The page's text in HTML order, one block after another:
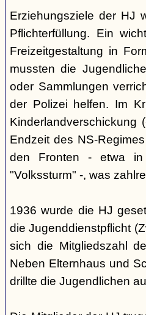
Erziehungsziele der HJ
Pflichterfüllung. Ein
Freizeitgestaltung in
mussten die
oder Sammlungen
der Polizei helfen. Im
Kinderlandverschickung
Endzeit des NS-
den Fronten - etwa in
"Volkssturm" -, was
1936 wurde die HJ
die Jugenddienstpflicht
sich die Mitgliedszahl
Neben Elternhaus und
drillte die Jugendlichen